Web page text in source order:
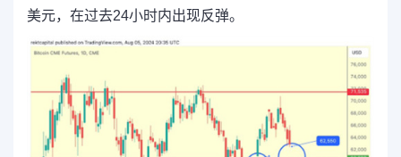
美元，在过去24小时内出现反弹。